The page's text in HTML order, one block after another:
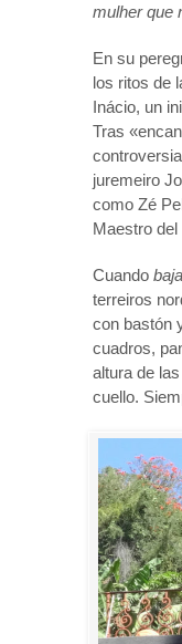
mulher que
En su
los ritos de
Inácio, un
Tras
juremeiro
como Zé
Maestro
Cuando baja
terreiros
con bastón
cuadros,
altura de
cuello.